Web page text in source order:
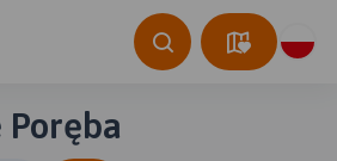
Poręba